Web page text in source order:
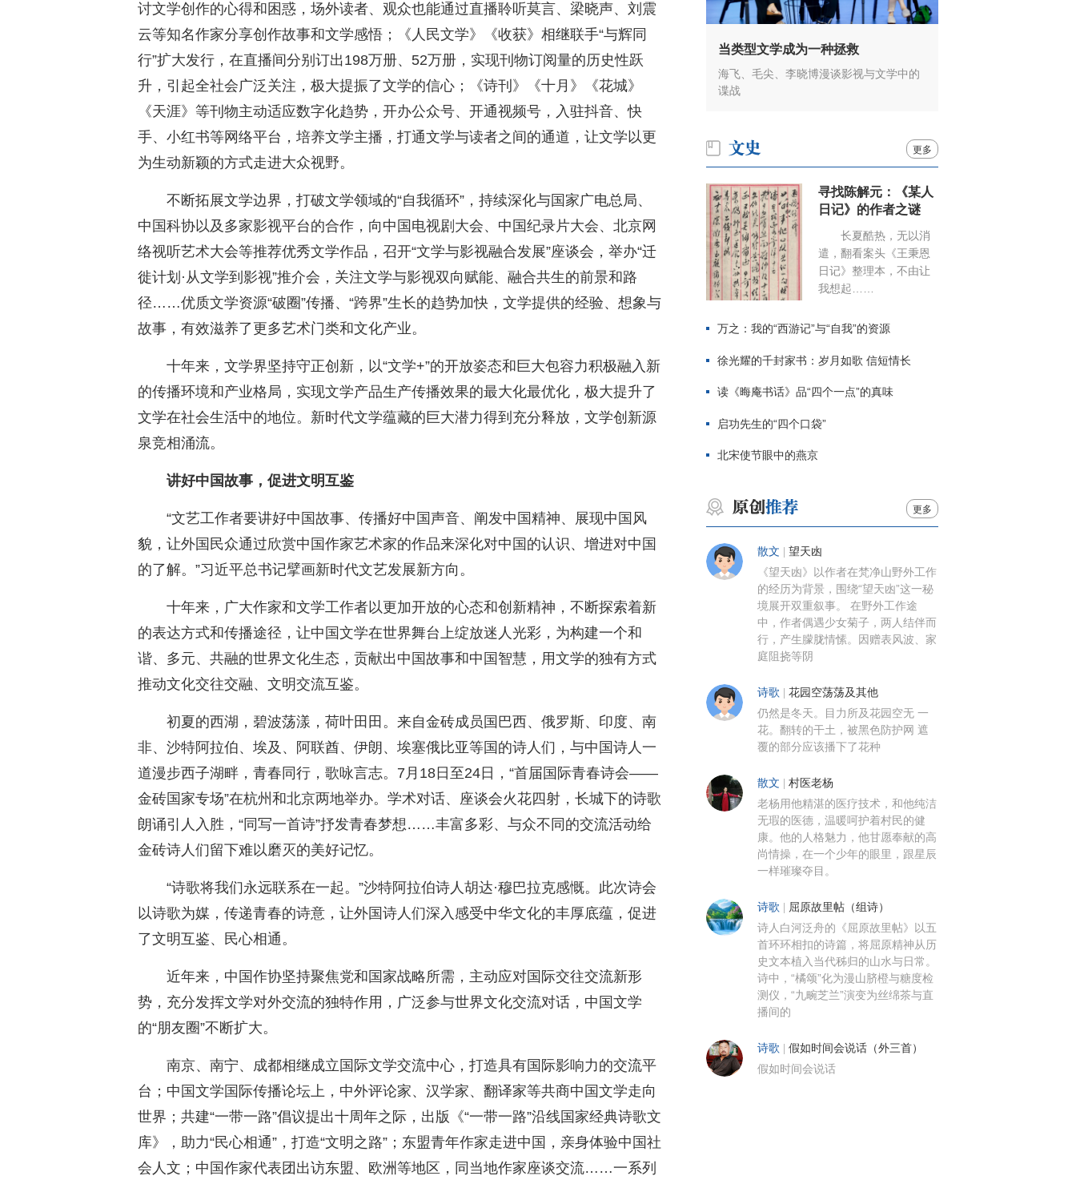
讨文学创作的心得和困惑，场外读者、观众也能通过直播聆听莫言、梁晓声、刘震
云等知名作家分享创作故事和文学感悟；《人民文学》《收获》相继联手“与辉同
行”扩大发行，在直播间分别订出198万册、52万册，实现刊物订阅量的历史性跃
升，引起全社会广泛关注，极大提振了文学的信心；《诗刊》《十月》《花城》
《天涯》等刊物主动适应数字化趋势，开办公众号、开通视频号，入驻抖音、快
手、小红书等网络平台，培养文学主播，打通文学与读者之间的通道，让文学以更
为生动新颖的方式走进大众视野。
不断拓展文学边界，打破文学领域的“自我循环”，持续深化与国家广电总局、
中国科协以及多家影视平台的合作，向中国电视剧大会、中国纪录片大会、北京网
络视听艺术大会等推荐优秀文学作品，召开“文学与影视融合发展”座谈会，举办“迁
徙计划·从文学到影视”推介会，关注文学与影视双向赋能、融合共生的前景和路
径……优质文学资源“破圈”传播、“跨界”生长的趋势加快，文学提供的经验、想象与
故事，有效滋养了更多艺术门类和文化产业。
十年来，文学界坚持守正创新，以“文学+”的开放姿态和巨大包容力积极融入新
的传播环境和产业格局，实现文学产品生产传播效果的最大化最优化，极大提升了
文学在社会生活中的地位。新时代文学蕴藏的巨大潜力得到充分释放，文学创新源
泉竞相涌流。
讲好中国故事，促进文明互鉴
“文艺工作者要讲好中国故事、传播好中国声音、阐发中国精神、展现中国风
貌，让外国民众通过欣赏中国作家艺术家的作品来深化对中国的认识、增进对中国
的了解。”习近平总书记擘画新时代文艺发展新方向。
十年来，广大作家和文学工作者以更加开放的心态和创新精神，不断探索着新
的表达方式和传播途径，让中国文学在世界舞台上绽放迷人光彩，为构建一个和
谐、多元、共融的世界文化生态，贡献出中国故事和中国智慧，用文学的独有方式
推动文化交往交融、文明交流互鉴。
初夏的西湖，碧波荡漾，荷叶田田。来自金砖成员国巴西、俄罗斯、印度、南
非、沙特阿拉伯、埃及、阿联酋、伊朗、埃塞俄比亚等国的诗人们，与中国诗人一
道漫步西子湖畔，青春同行，歌咏言志。7月18日至24日，“首届国际青春诗会——
金砖国家专场”在杭州和北京两地举办。学术对话、座谈会火花四射，长城下的诗歌
朗诵引人入胜，“同写一首诗”抒发青春梦想……丰富多彩、与众不同的交流活动给
金砖诗人们留下难以磨灭的美好记忆。
“诗歌将我们永远联系在一起。”沙特阿拉伯诗人胡达·穆巴拉克感慨。此次诗会
以诗歌为媒，传递青春的诗意，让外国诗人们深入感受中华文化的丰厚底蕴，促进
了文明互鉴、民心相通。
近年来，中国作协坚持聚焦党和国家战略所需，主动应对国际交往交流新形
势，充分发挥文学对外交流的独特作用，广泛参与世界文化交流对话，中国文学
的“朋友圈”不断扩大。
南京、南宁、成都相继成立国际文学交流中心，打造具有国际影响力的交流平
台；中国文学国际传播论坛上，中外评论家、汉学家、翻译家等共商中国文学走向
世界；共建“一带一路”倡议提出十周年之际，出版《“一带一路”沿线国家经典诗歌文
库》，助力“民心相通”，打造“文明之路”；东盟青年作家走进中国，亲身体验中国社
会人文；中国作家代表团出访东盟、欧洲等地区，同当地作家座谈交流……一系列
当类型文学成为一种拯救
海飞、毛尖、李晓博漫谈影视与文学中的
谍战
更多
寻找陈解元：《某人
日记》的作者之谜
长夏酷热，无以消
遣，翻看案头《王秉恩
日记》整理本，不由让
我想起……
万之：我的“西游记”与“自我”的资源
徐光耀的千封家书：岁月如歌 信短情长
读《晦庵书话》品“四个一点”的真味
启功先生的“四个口袋”
北宋使节眼中的燕京
更多
散文 望天凼
《望天凼》以作者在梵净山野外工作
的经历为背景，围绕“望天凼”这一秘
境展开双重叙事。 在野外工作途
中，作者偶遇少女菊子，两人结伴而
行，产生朦胧情愫。因赠表风波、家
庭阻挠等阴
诗歌 花园空荡荡及其他
仍然是冬天。目力所及花园空无 一
花。翻转的干土，被黑色防护网 遮
覆的部分应该播下了花种
散文 村医老杨
老杨用他精湛的医疗技术，和他纯洁
无瑕的医德，温暖呵护着村民的健
康。他的人格魅力，他甘愿奉献的高
尚情操，在一个少年的眼里，跟星辰
一样璀璨夺目。
诗歌 屈原故里帖（组诗）
诗人白河泛舟的《屈原故里帖》以五
首环环相扣的诗篇，将屈原精神从历
史文本植入当代秭归的山水与日常。
诗中，“橘颂”化为漫山脐橙与糖度检
测仪，“九畹芝兰”演变为丝绵茶与直
播间的
诗歌 假如时间会说话（外三首）
假如时间会说话